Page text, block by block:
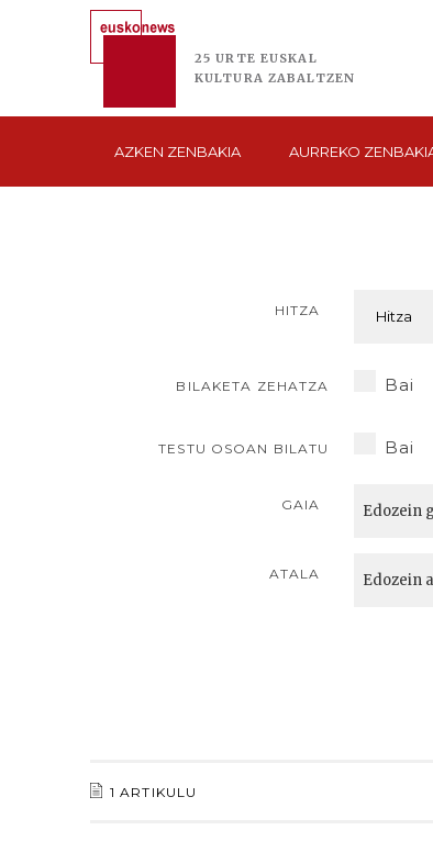
25 URTE EUSKAL
KULTURA ZABALTZEN
AZKEN ZENBAKIA AURREKO
HITZA
BILAKETA ZEHATZA Bai
TESTU OSOAN BILATU Bai
GAIA
ATALA
1 ARTIKULU